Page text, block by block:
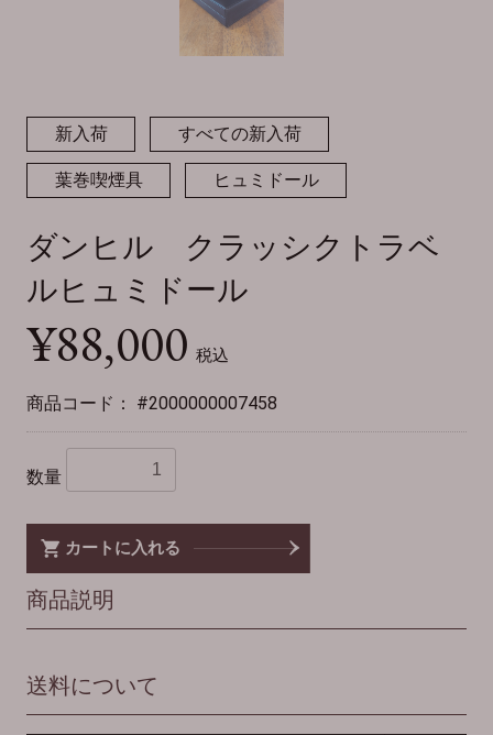
新入荷 すべての新入荷
葉巻喫煙具 ヒュミドール
ダンヒル クラッシクトラベ
ルヒュミドール
¥88,000 税込
商品コード： #2000000007458
数量
カートに入れる
商品説明
送料について